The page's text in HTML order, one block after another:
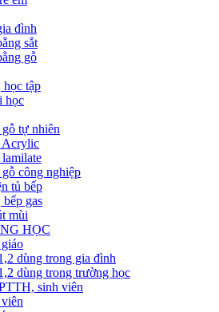
đình
sắt
gỗ
học tập
học
tự nhiên
Acrylic
công nghiệp
tủ bếp
gas
mùi
HỌC
dùng trong gia đình
dùng trong trường học
sinh viên